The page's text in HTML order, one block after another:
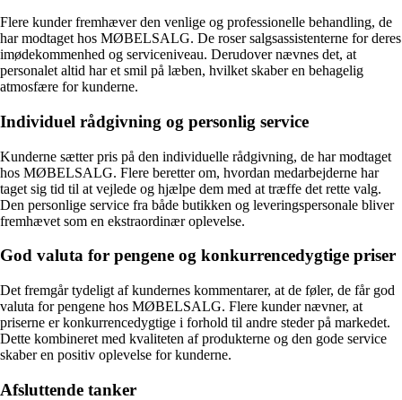
Flere kunder fremhæver den venlige og professionelle behandling, de
har modtaget hos MØBELSALG. De roser salgsassistenterne for deres
imødekommenhed og serviceniveau. Derudover nævnes det, at
personalet altid har et smil på læben, hvilket skaber en behagelig
atmosfære for kunderne.
Individuel rådgivning og personlig service
Kunderne sætter pris på den individuelle rådgivning, de har modtaget
hos MØBELSALG. Flere beretter om, hvordan medarbejderne har
taget sig tid til at vejlede og hjælpe dem med at træffe det rette valg.
Den personlige service fra både butikken og leveringspersonale bliver
fremhævet som en ekstraordinær oplevelse.
God valuta for pengene og konkurrencedygtige priser
Det fremgår tydeligt af kundernes kommentarer, at de føler, de får god
valuta for pengene hos MØBELSALG. Flere kunder nævner, at
priserne er konkurrencedygtige i forhold til andre steder på markedet.
Dette kombineret med kvaliteten af produkterne og den gode service
skaber en positiv oplevelse for kunderne.
Afsluttende tanker